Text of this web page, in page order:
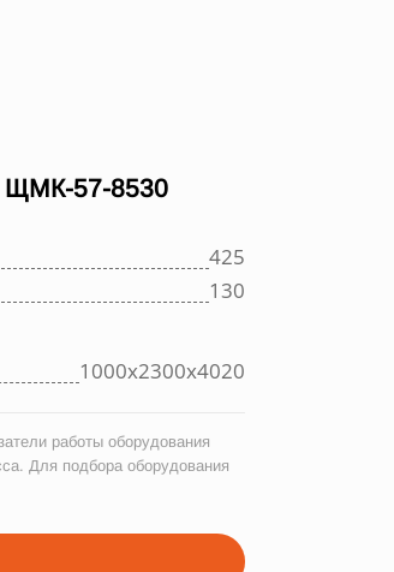
57-8530
425
130
1000х2300х4020
работы оборудования
Для подбора оборудования